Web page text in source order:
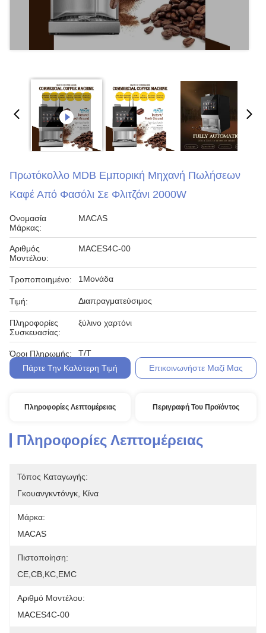
Πρωτόκολλο MDB Εμπορική Μηχανή Πωλήσεων
Καφέ Από Φασόλι Σε Φλιτζάνι 2000W
Ονομασία
Μάρκας:
MACAS
Αριθμός
Μοντέλου:
MACES4C-00
Τροποποιημένο: 1Μονάδα
Τιμή: Διαπραγματεύσιμος
Πληροφορίες
Συσκευασίας:
ξύλινο χαρτόνι
Όροι Πληρωμής:
Τ/Τ
Πάρτε Την Καλύτερη Τιμή
Επικοινωνήστε Μαζί Μας
Πληροφορίες Λεπτομέρειας Περιγραφή Του Προϊόντος
Πληροφορίες Λεπτομέρειας
Τόπος Καταγωγής:
Γκουανγκντόνγκ, Κίνα
Μάρκα:
MACAS
Πιστοποίηση:
CE,CB,KC,EMC
Αριθμό Μοντέλου:
MACES4C-00